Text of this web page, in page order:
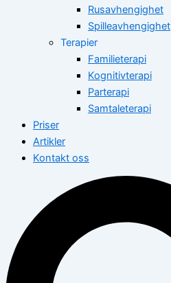
Rusavhengighet
Spilleavhengighet
Terapier
Familieterapi
Kognitivterapi
Parterapi
Samtaleterapi
Priser
Artikler
Kontakt oss